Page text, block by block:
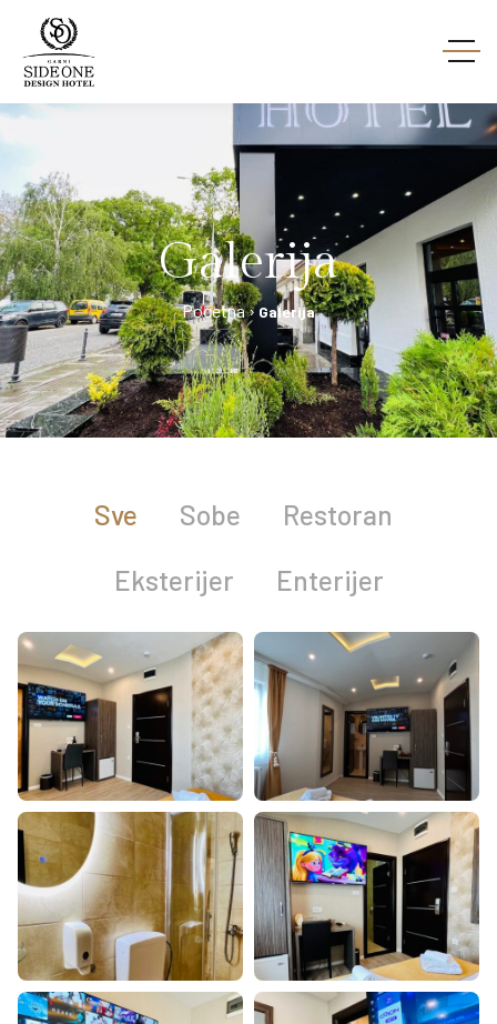
Galerija
Galerija
Sve Sobe
Restoran
Eksterijer
Enterijer